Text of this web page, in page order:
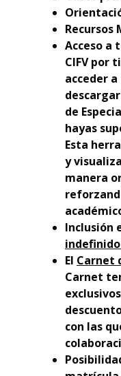
Recursos
Acceso a
CIFV por
acceder
de
hayas
Esta
y
manera
Inclusión
El Carnet
Carnet
con las